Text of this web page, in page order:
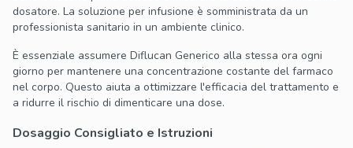
dosatore. La soluzione per infusione è somministrata da un
professionista sanitario in un ambiente clinico.
È essenziale assumere Diflucan Generico alla stessa ora ogni
giorno per mantenere una concentrazione costante del farmaco
nel corpo. Questo aiuta a ottimizzare l'efficacia del trattamento e
a ridurre il rischio di dimenticare una dose.
Dosaggio Consigliato e Istruzioni